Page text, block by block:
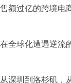
售额过亿的跨境电
在全球化遭遇逆流
从深圳到洛杉矶，